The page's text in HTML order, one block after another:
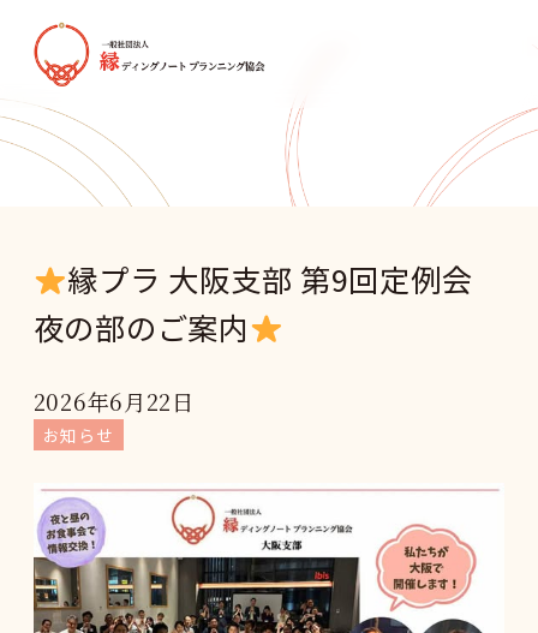
縁プラ 大阪支部 第9回定例会
夜の部のご案内
2026年6月22日
お知らせ